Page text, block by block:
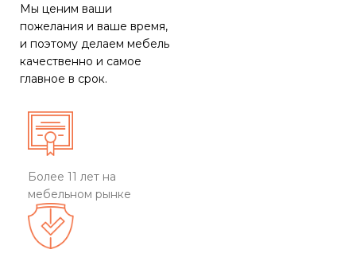
Мы ценим ваши
пожелания и ваше время,
и поэтому делаем мебель
качественно и самое
главное в срок.
Более 11 лет на
мебельном рынке